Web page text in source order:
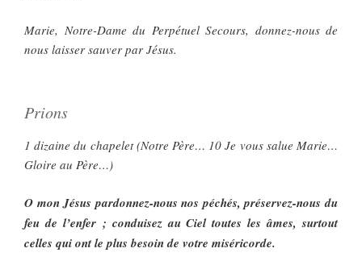
Marie, Notre-Dame du Perpétuel Secours, donnez-nous de
nous laisser sauver par Jésus.
Prions
1 dizaine du chapelet (Notre Père… 10 Je vous salue Marie…
Gloire au Père…)
O mon Jésus pardonnez-nous nos péchés, préservez-nous du
feu de l’enfer ; conduisez au Ciel toutes les âmes, surtout
celles qui ont le plus besoin de votre miséricorde.